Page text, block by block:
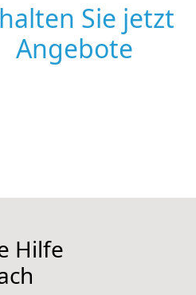
Sie jetzt
Angebote
Hilfe